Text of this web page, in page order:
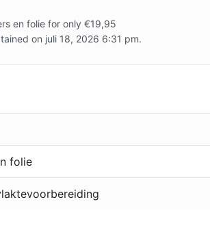
en folie for only €19,95
on juli 18, 2026 6:31 pm.
folie